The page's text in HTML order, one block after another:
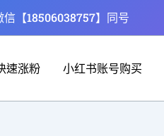
【18506038757】同号
速涨粉 小红书账号购买